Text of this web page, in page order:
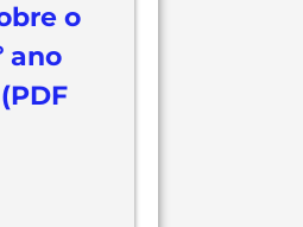
o
ano